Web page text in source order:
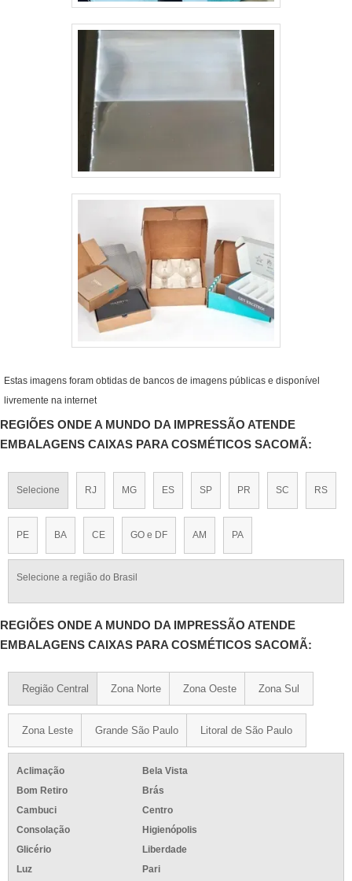
Estas imagens foram obtidas de bancos de imagens públicas e disponível
livremente na internet
REGIÕES ONDE A MUNDO DA IMPRESSÃO ATENDE
EMBALAGENS CAIXAS PARA COSMÉTICOS SACOMÃ:
Selecione RJ MG ES SP PR SC RS
PE BA CE GO e DF AM PA
Selecione a região do Brasil
REGIÕES ONDE A MUNDO DA IMPRESSÃO ATENDE
EMBALAGENS CAIXAS PARA COSMÉTICOS SACOMÃ:
Região Central Zona Norte Zona Oeste Zona Sul
Zona Leste Grande São Paulo Litoral de São Paulo
Aclimação
Bela Vista
Bom Retiro
Brás
Cambuci
Centro
Consolação
Higienópolis
Glicério
Liberdade
Luz
Pari